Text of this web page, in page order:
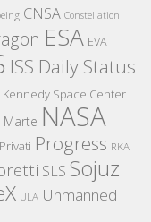
CNSA Constellation
ESA EVA
ISS Daily Status
Kennedy Space Center
Marte NASA
Privati Progress RKA
SLS Sojuz
ULA Unmanned